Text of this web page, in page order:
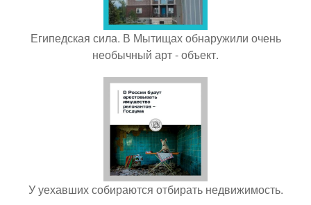
Египедская сила. В Мытищах обнаружили очень
необычный арт - объект.
У уехавших собираются отбирать недвижимость.